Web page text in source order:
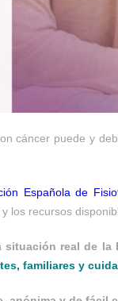
cáncer puede y
Española de
los recursos
situación real de la
familiares y